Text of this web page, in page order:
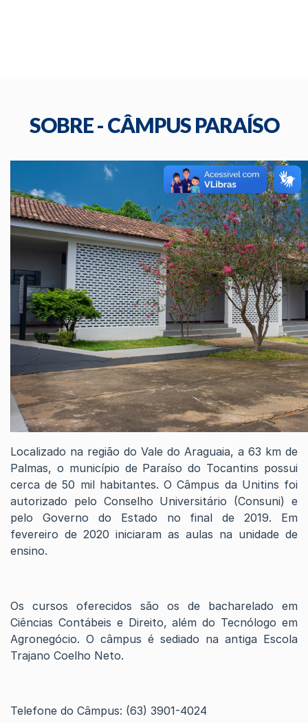
SOBRE - CÂMPUS PARAÍSO
Localizado na região do Vale do Araguaia, a 63 km de
Palmas, o município de Paraíso do Tocantins possui
cerca de 50 mil habitantes. O Câmpus da Unitins foi
autorizado pelo Conselho Universitário (Consuni) e
pelo Governo do Estado no final de 2019. Em
fevereiro de 2020 iniciaram as aulas na unidade de
ensino.
Os cursos oferecidos são os de bacharelado em
Ciências Contábeis e Direito, além do Tecnólogo em
Agronegócio. O câmpus é sediado na antiga Escola
Trajano Coelho Neto.
Telefone do Câmpus: (63) 3901-4024